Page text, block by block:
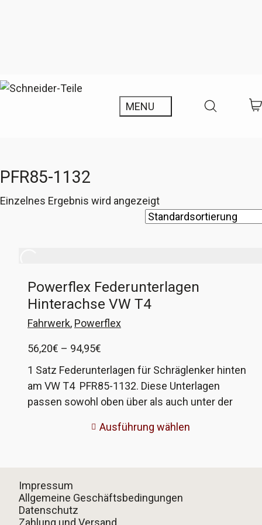
PFR85-1132
Einzelnes Ergebnis wird angezeigt
Powerflex Federunterlagen
Hinterachse VW T4
Fahrwerk, Powerflex
56,20€ – 94,95€
56,20€
bis
94,95€
1 Satz Federunterlagen für Schräglenker hinten
am VW T4 PFR85-1132. Diese Unterlagen
passen sowohl oben über als auch unter der
nur einer Unterlage oben und Busse mit
Unterlage hat Auswirkungen auf die Höhe des
Fahrzeuges, daher verschiedene Dicken. Welche
Dicke und Anzahl ihr braucht, solltet ihr vorher
Ausführung wählen
Impressum
Allgemeine Geschäftsbedingungen
Datenschutz
Zahlung und Versand